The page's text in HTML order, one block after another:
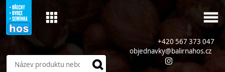
+420 567 373 047
objednavky@balirnahos.cz